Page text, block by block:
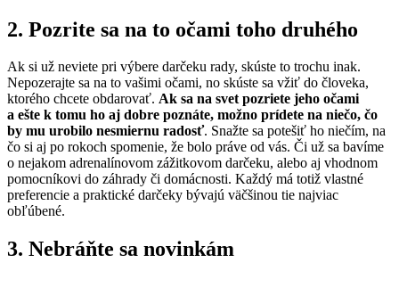
2. Pozrite sa na to očami toho druhého
Ak si už neviete pri výbere darčeku rady, skúste to trochu inak.
Nepozerajte sa na to vašimi očami, no skúste sa vžiť do človeka,
ktorého chcete obdarovať. Ak sa na svet pozriete jeho očami
a ešte k tomu ho aj dobre poznáte, možno prídete na niečo, čo
by mu urobilo nesmiernu radosť. Snažte sa potešiť ho niečím, na
čo si aj po rokoch spomenie, že bolo práve od vás. Či už sa bavíme
o nejakom adrenalínovom zážitkovom darčeku, alebo aj vhodnom
pomocníkovi do záhrady či domácnosti. Každý má totiž vlastné
preferencie a praktické darčeky bývajú väčšinou tie najviac
obľúbené.
3. Nebráňte sa novinkám